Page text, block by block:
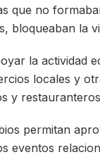
que no
bloqueaban la
la actividad
locales y
y
permitan
eventos